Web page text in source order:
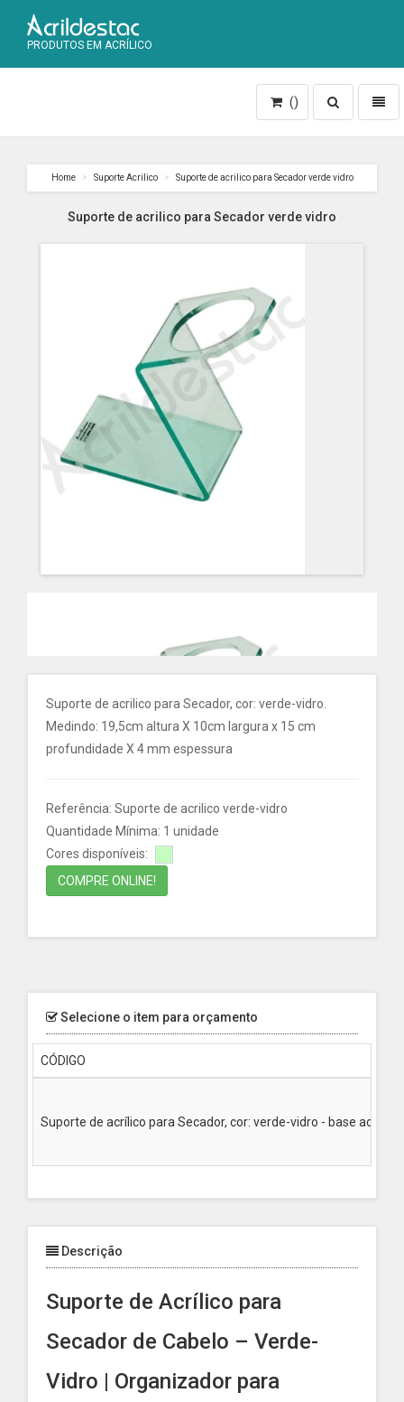
PRODUTOS EM ACRÍLICO
Toggle
search
()
Home Suporte Acrilico Suporte de acrilico para Secador verde vidro
Suporte de acrilico para Secador verde vidro
Suporte de acrilico para Secador, cor: verde-vidro.
Medindo: 19,5cm altura X 10cm largura x 15 cm
profundidade X 4 mm espessura
Referência: Suporte de acrilico verde-vidro
Quantidade Mínima: 1 unidade
Cores disponíveis:
COMPRE ONLINE!
Selecione o item para orçamento
CÓDIGO
Suporte de acrílico para Secador, cor: verde-vidro - base
Descrição
Suporte de Acrílico para
Secador de Cabelo – Verde-
Vidro | Organizador para